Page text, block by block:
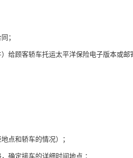
；
给顾客轿车托运太平洋保险电子版本或邮
点和轿车的情况）；
确定接车的详细时间地点 ；